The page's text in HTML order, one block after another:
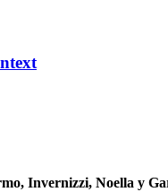
Invernizzi, Noella y